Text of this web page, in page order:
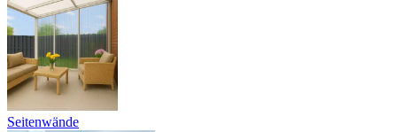
Seitenwände